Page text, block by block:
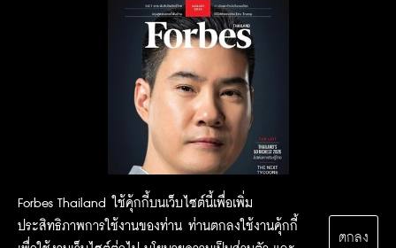
Forbes Thailand ใช้คุ้กกี้บนเว็บไซต์นี้เพื่อเพิ่ม
ประสิทธิภาพการใช้งานของท่าน ท่านตกลงใช้งานคุ้กกี้
ตกลง